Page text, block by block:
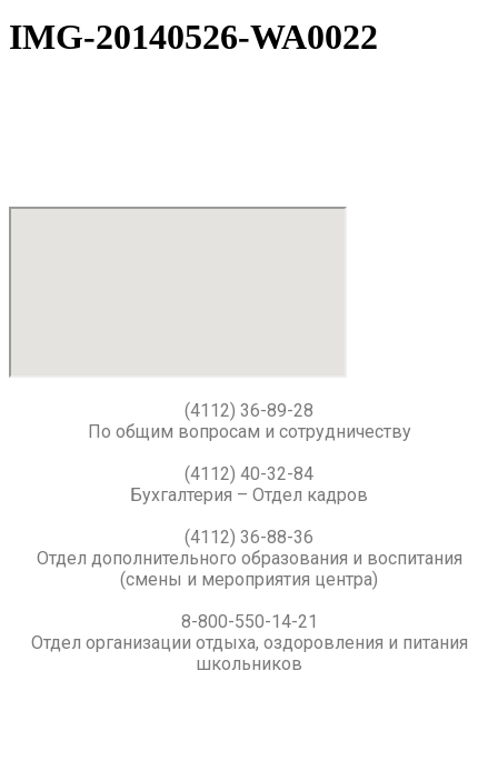
IMG-20140526-WA0022
(4112) 36-89-28
По общим вопросам и сотрудничеству
(4112) 40-32-84
Бухгалтерия – Отдел кадров
(4112) 36-88-36
Отдел дополнительного образования и воспитания
(смены и мероприятия центра)
8-800-550-14-21
Отдел организации отдыха, оздоровления и питания
школьников